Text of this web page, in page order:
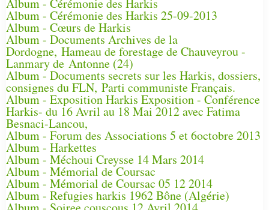
Album - Cérémonie des Harkis
Album - Cérémonie des Harkis 25-09-2013
Album - Cœurs de Harkis
Album - Documents Archives de la
Dordogne, Hameau de forestage de Chauveyrou -
Lanmary de Antonne (24)
Album - Documents secrets sur les Harkis, dossiers,
consignes du FLN, Parti communiste Français.
Album - Exposition Harkis Exposition - Conférence
Harkis- du 16 Avril au 18 Mai 2012 avec Fatima
Besnaci-Lancou,
Album - Forum des Associations 5 et 6octobre 2013
Album - Harkettes
Album - Méchoui Creysse 14 Mars 2014
Album - Mémorial de Coursac
Album - Mémorial de Coursac 05 12 2014
Album - Refugies harkis 1962 Bône (Algérie)